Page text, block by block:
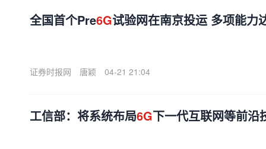
全国首个Pre6G试验网在南京投运 多项能力
证券时报网 唐颖 04-21 21:04
工信部：将系统布局6G下一代互联网等前沿